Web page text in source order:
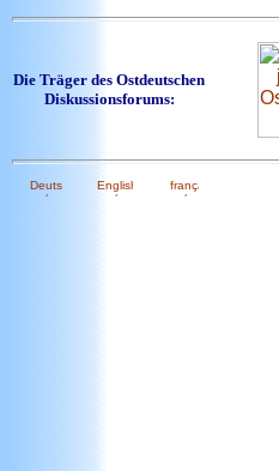
Die Träger des Ostdeutschen
Diskussionsforums: